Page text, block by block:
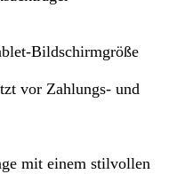
Bildschirmgröße
vor Zahlungs- und
mit einem stilvollen